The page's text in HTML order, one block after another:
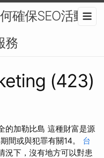
確保SEO活動
務
(423)
的加勒比島 這種財富是源
間或與犯罪有關14。 台
況下，沒有地方可以對患